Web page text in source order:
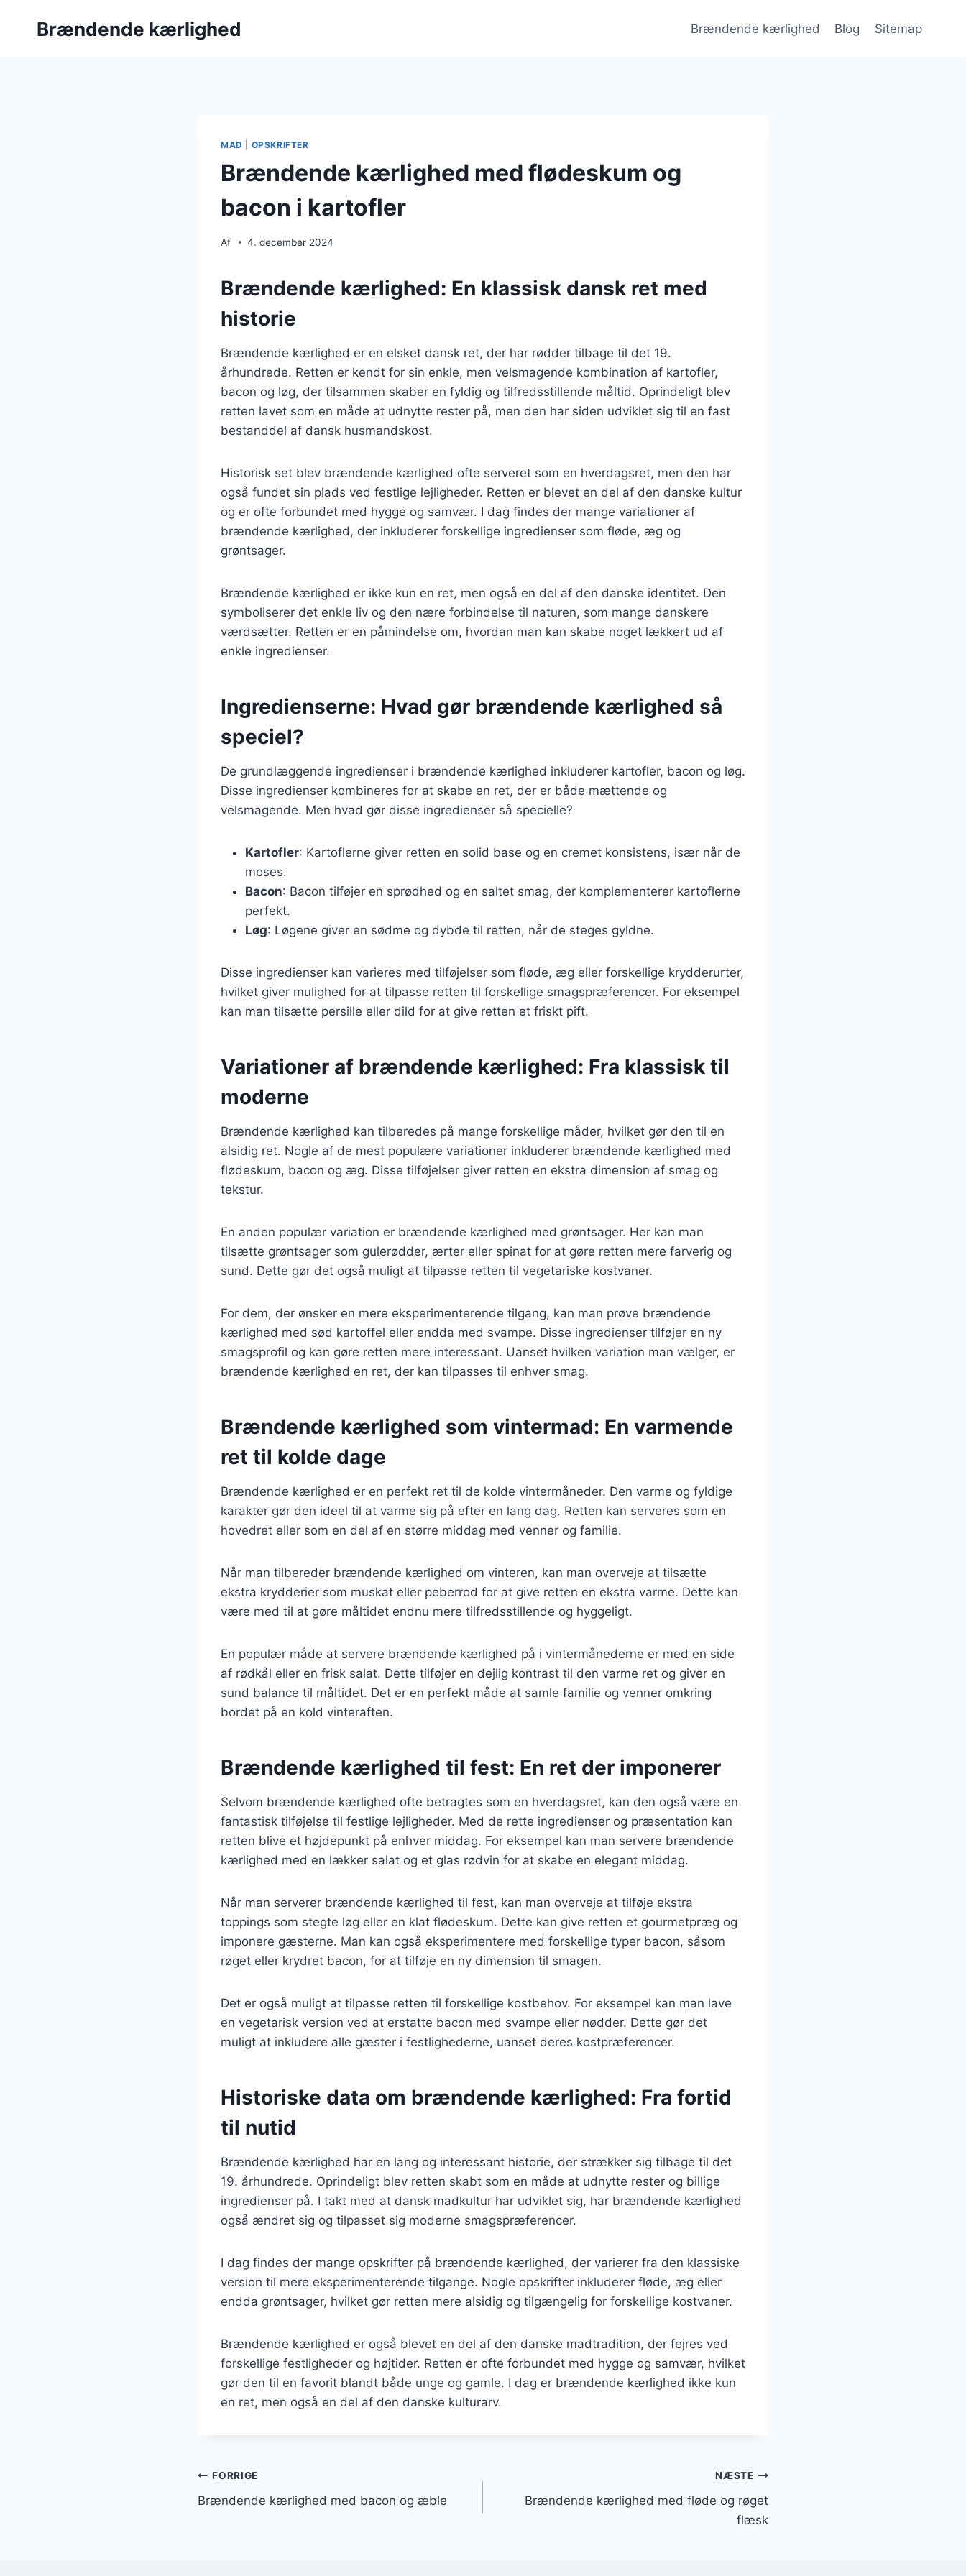
Brændende kærlighed Brændende kærlighed Blog Sitemap
MAD OPSKRIFTER
Brændende kærlighed med flødeskum og
bacon i kartofler
Af 4. december 2024
Brændende kærlighed: En klassisk dansk ret med
historie
Brændende kærlighed er en elsket dansk ret, der har rødder tilbage til det 19.
århundrede. Retten er kendt for sin enkle, men velsmagende kombination af kartofler,
bacon og løg, der tilsammen skaber en fyldig og tilfredsstillende måltid. Oprindeligt blev
retten lavet som en måde at udnytte rester på, men den har siden udviklet sig til en fast
bestanddel af dansk husmandskost.
Historisk set blev brændende kærlighed ofte serveret som en hverdagsret, men den har
også fundet sin plads ved festlige lejligheder. Retten er blevet en del af den danske kultur
og er ofte forbundet med hygge og samvær. I dag findes der mange variationer af
brændende kærlighed, der inkluderer forskellige ingredienser som fløde, æg og
grøntsager.
Brændende kærlighed er ikke kun en ret, men også en del af den danske identitet. Den
symboliserer det enkle liv og den nære forbindelse til naturen, som mange danskere
værdsætter. Retten er en påmindelse om, hvordan man kan skabe noget lækkert ud af
enkle ingredienser.
Ingredienserne: Hvad gør brændende kærlighed så
speciel?
De grundlæggende ingredienser i brændende kærlighed inkluderer kartofler, bacon og løg.
Disse ingredienser kombineres for at skabe en ret, der er både mættende og
velsmagende. Men hvad gør disse ingredienser så specielle?
Kartofler: Kartoflerne giver retten en solid base og en cremet konsistens, især når de
moses.
Bacon: Bacon tilføjer en sprødhed og en saltet smag, der komplementerer kartoflerne
perfekt.
Løg: Løgene giver en sødme og dybde til retten, når de steges gyldne.
Disse ingredienser kan varieres med tilføjelser som fløde, æg eller forskellige krydderurter,
hvilket giver mulighed for at tilpasse retten til forskellige smagspræferencer. For eksempel
kan man tilsætte persille eller dild for at give retten et friskt pift.
Variationer af brændende kærlighed: Fra klassisk til
moderne
Brændende kærlighed kan tilberedes på mange forskellige måder, hvilket gør den til en
alsidig ret. Nogle af de mest populære variationer inkluderer brændende kærlighed med
flødeskum, bacon og æg. Disse tilføjelser giver retten en ekstra dimension af smag og
tekstur.
En anden populær variation er brændende kærlighed med grøntsager. Her kan man
tilsætte grøntsager som gulerødder, ærter eller spinat for at gøre retten mere farverig og
sund. Dette gør det også muligt at tilpasse retten til vegetariske kostvaner.
For dem, der ønsker en mere eksperimenterende tilgang, kan man prøve brændende
kærlighed med sød kartoffel eller endda med svampe. Disse ingredienser tilføjer en ny
smagsprofil og kan gøre retten mere interessant. Uanset hvilken variation man vælger, er
brændende kærlighed en ret, der kan tilpasses til enhver smag.
Brændende kærlighed som vintermad: En varmende
ret til kolde dage
Brændende kærlighed er en perfekt ret til de kolde vintermåneder. Den varme og fyldige
karakter gør den ideel til at varme sig på efter en lang dag. Retten kan serveres som en
hovedret eller som en del af en større middag med venner og familie.
Når man tilbereder brændende kærlighed om vinteren, kan man overveje at tilsætte
ekstra krydderier som muskat eller peberrod for at give retten en ekstra varme. Dette kan
være med til at gøre måltidet endnu mere tilfredsstillende og hyggeligt.
En populær måde at servere brændende kærlighed på i vintermånederne er med en side
af rødkål eller en frisk salat. Dette tilføjer en dejlig kontrast til den varme ret og giver en
sund balance til måltidet. Det er en perfekt måde at samle familie og venner omkring
bordet på en kold vinteraften.
Brændende kærlighed til fest: En ret der imponerer
Selvom brændende kærlighed ofte betragtes som en hverdagsret, kan den også være en
fantastisk tilføjelse til festlige lejligheder. Med de rette ingredienser og præsentation kan
retten blive et højdepunkt på enhver middag. For eksempel kan man servere brændende
kærlighed med en lækker salat og et glas rødvin for at skabe en elegant middag.
Når man serverer brændende kærlighed til fest, kan man overveje at tilføje ekstra
toppings som stegte løg eller en klat flødeskum. Dette kan give retten et gourmetpræg og
imponere gæsterne. Man kan også eksperimentere med forskellige typer bacon, såsom
røget eller krydret bacon, for at tilføje en ny dimension til smagen.
Det er også muligt at tilpasse retten til forskellige kostbehov. For eksempel kan man lave
en vegetarisk version ved at erstatte bacon med svampe eller nødder. Dette gør det
muligt at inkludere alle gæster i festlighederne, uanset deres kostpræferencer.
Historiske data om brændende kærlighed: Fra fortid
til nutid
Brændende kærlighed har en lang og interessant historie, der strækker sig tilbage til det
19. århundrede. Oprindeligt blev retten skabt som en måde at udnytte rester og billige
ingredienser på. I takt med at dansk madkultur har udviklet sig, har brændende kærlighed
også ændret sig og tilpasset sig moderne smagspræferencer.
I dag findes der mange opskrifter på brændende kærlighed, der varierer fra den klassiske
version til mere eksperimenterende tilgange. Nogle opskrifter inkluderer fløde, æg eller
endda grøntsager, hvilket gør retten mere alsidig og tilgængelig for forskellige kostvaner.
Brændende kærlighed er også blevet en del af den danske madtradition, der fejres ved
forskellige festligheder og højtider. Retten er ofte forbundet med hygge og samvær, hvilket
gør den til en favorit blandt både unge og gamle. I dag er brændende kærlighed ikke kun
en ret, men også en del af den danske kulturarv.
Indlægsnavigation
FORRIGE
Brændende kærlighed med bacon og æble
NÆSTE
Brændende kærlighed med fløde og røget
flæsk